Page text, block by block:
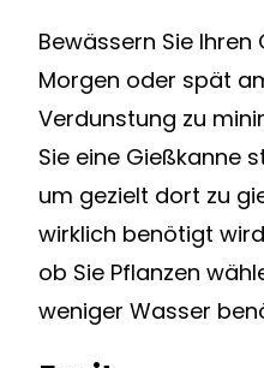
Bewässern Sie
Morgen oder spät
Verdunstung zu
Sie eine Gießkanne
um gezielt dort zu
wirklich benötigt
ob Sie Pflanzen
weniger Wasser